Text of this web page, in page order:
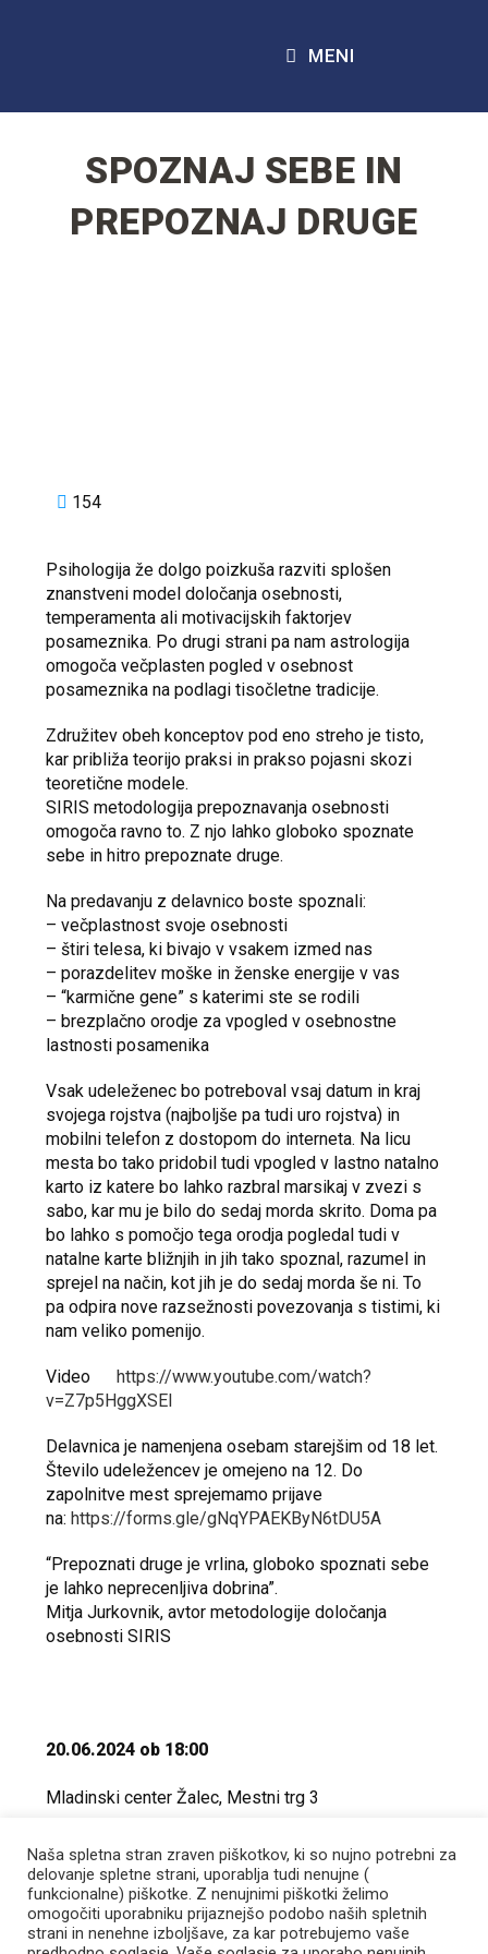
MENI
SPOZNAJ SEBE IN
PREPOZNAJ DRUGE
154
Psihologija že dolgo poizkuša razviti splošen
znanstveni model določanja osebnosti,
temperamenta ali motivacijskih faktorjev
posameznika. Po drugi strani pa nam astrologija
omogoča večplasten pogled v osebnost
posameznika na podlagi tisočletne tradicije.
Združitev obeh konceptov pod eno streho je tisto,
kar približa teorijo praksi in prakso pojasni skozi
teoretične modele.
SIRIS metodologija prepoznavanja osebnosti
omogoča ravno to. Z njo lahko globoko spoznate
sebe in hitro prepoznate druge.
Na predavanju z delavnico boste spoznali:
– večplastnost svoje osebnosti
– štiri telesa, ki bivajo v vsakem izmed nas
– porazdelitev moške in ženske energije v vas
– “karmične gene” s katerimi ste se rodili
– brezplačno orodje za vpogled v osebnostne
lastnosti posamenika
Vsak udeleženec bo potreboval vsaj datum in kraj
svojega rojstva (najboljše pa tudi uro rojstva) in
mobilni telefon z dostopom do interneta. Na licu
mesta bo tako pridobil tudi vpogled v lastno natalno
karto iz katere bo lahko razbral marsikaj v zvezi s
sabo, kar mu je bilo do sedaj morda skrito. Doma pa
bo lahko s pomočjo tega orodja pogledal tudi v
natalne karte bližnjih in jih tako spoznal, razumel in
sprejel na način, kot jih je do sedaj morda še ni. To
pa odpira nove razsežnosti povezovanja s tistimi, ki
nam veliko pomenijo.
Video
https://www.youtube.com/watch?
v=Z7p5HggXSEI
Delavnica je namenjena osebam starejšim od 18 let.
Število udeležencev je omejeno na 12. Do
zapolnitve mest sprejemamo prijave
na: https://forms.gle/gNqYPAEKByN6tDU5A
“Prepoznati druge je vrlina, globoko spoznati sebe
je lahko neprecenljiva dobrina”.
Mitja Jurkovnik, avtor metodologije določanja
osebnosti SIRIS
20.06.2024 ob 18:00
Mladinski center Žalec, Mestni trg 3
Naša spletna stran zraven piškotkov, ki so nujno potrebni za
delovanje spletne strani, uporablja tudi nenujne (
funkcionalne) piškotke. Z nenujnimi piškotki želimo
omogočiti uporabniku prijaznejšo podobo naših spletnih
strani in nenehne izboljšave, za kar potrebujemo vaše